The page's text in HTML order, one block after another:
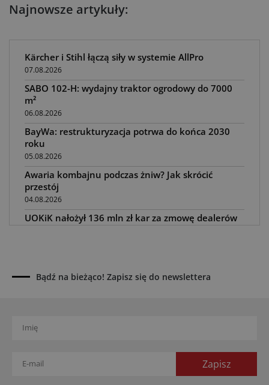
Najnowsze artykuły:
Kärcher i Stihl łączą siły w systemie AllPro
07.08.2026
SABO 102-H: wydajny traktor ogrodowy do 7000
m²
06.08.2026
BayWa: restrukturyzacja potrwa do końca 2030
roku
05.08.2026
Awaria kombajnu podczas żniw? Jak skrócić
przestój
04.08.2026
UOKiK nałożył 136 mln zł kar za zmowę dealerów
Kverneland Tersus 4000: trzy nowe kosiarki
bijakowe
02.08.2026
01.08.2026
Elektryczne maszyny terenowe: 3 kluczowe trendy
Bądź na bieżąco! Zapisz się do newslettera